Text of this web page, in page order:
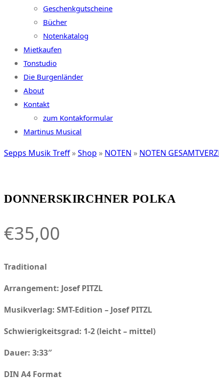
Geschenkgutscheine
Bücher
Notenkatalog
Mietkaufen
Tonstudio
Die Burgenländer
About
Kontakt
zum Kontakformular
Martinus Musical
Sepps Musik Treff»Shop » NOTEN » NOTEN
DONNERSKIRCHNER POLKA
€35,00
Traditional
Arrangement: Josef PITZL
Musikverlag: SMT-Edition – Josef PITZL
Schwierigkeitsgrad: 1-2 (leicht – mittel)
Dauer: 3:33″
DIN A4 Format